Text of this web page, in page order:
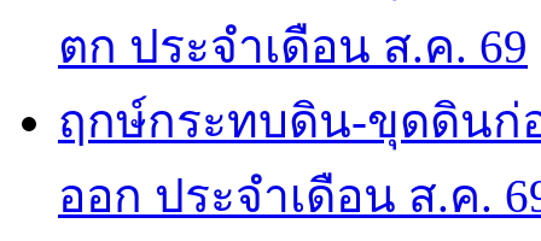
ตก ประจำเดือน ส.ค. 69
ฤกษ์กระทบดิน-ขุดดินก่
ออก ประจำเดือน ส.ค.